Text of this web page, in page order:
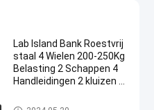
Lab Island Bank Roestvrij
staal 4 Wielen 200-250Kg
Belasting 2 Schappen 4
Handleidingen 2 kluizen 4
Lab Island Bench